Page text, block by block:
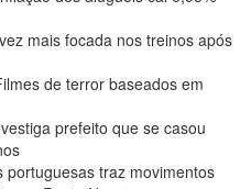
mais focada nos treinos após
de terror baseados em
prefeito que se casou
portuguesas traz movimentos